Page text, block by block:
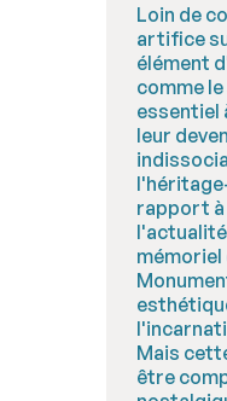
Loin de
artifice
élément
comme
essentiel
leur
rapport à
Mais
être